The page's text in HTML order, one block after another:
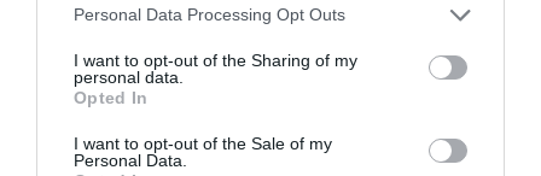
Please note that this website/app uses one or more Google
not limited to your visit or usage behaviour. You may click to
grant or deny consent to Google and its third-party tags to
use your data for below specified purposes in below Google
consent section.
Personal Data Processing Opt Outs
I want to opt-out of the Sharing of my
personal data.
Opted In
I want to opt-out of the Sale of my
Personal Data.